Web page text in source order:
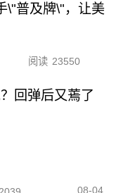
\"普及牌\"，让美
阅读 23550
回弹后又蔫了
08-04